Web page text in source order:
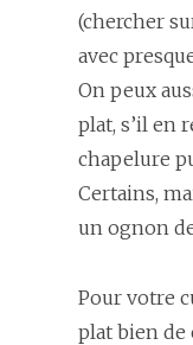
(chercher
avec
On peux
plat, s’il en
chapelure
Certains,
un ognon
Pour votre
plat bien de